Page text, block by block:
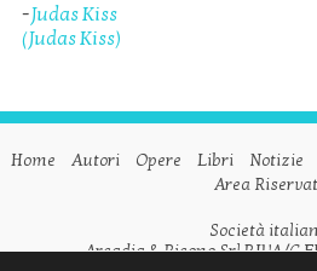
-Judas Kiss
(Judas Kiss)
Home Autori Opere Libri Notizie
Area
Società
Arcadia & Ricono Srl P.IVA/